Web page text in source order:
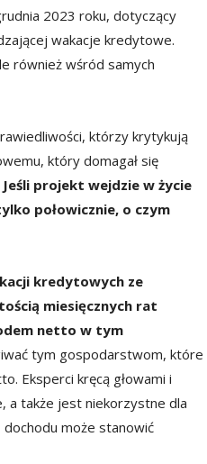
2023 roku, dotyczący
wakacje kredytowe.
również wśród samych
którzy krytykują
który domagał się
Jeśli projekt wejdzie w życie
połowicznie, o czym
kredytowych ze
miesięcznych rat
netto w tym
tym gospodarstwom, które
Eksperci kręcą głowami i
a także jest niekorzystne dla
może stanowić